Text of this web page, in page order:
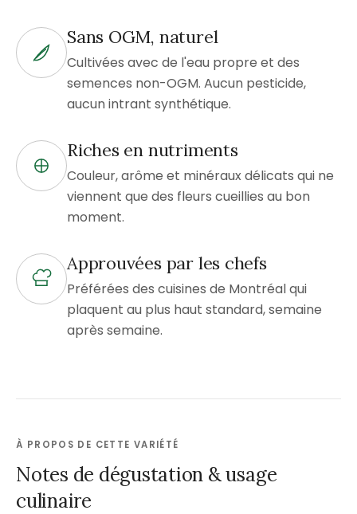
Sans OGM, naturel
Cultivées avec de l'eau propre et des
semences non-OGM. Aucun pesticide,
aucun intrant synthétique.
Riches en nutriments
Couleur, arôme et minéraux délicats qui ne
viennent que des fleurs cueillies au bon
moment.
Approuvées par les chefs
Préférées des cuisines de Montréal qui
plaquent au plus haut standard, semaine
après semaine.
À PROPOS DE CETTE VARIÉTÉ
Notes de dégustation & usage
culinaire